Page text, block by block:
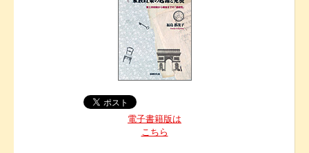
電子書籍版は
こちら